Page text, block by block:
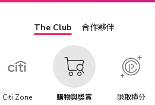
The Club 合作夥伴
Citi Zone 購物與獎賞 賺取積分